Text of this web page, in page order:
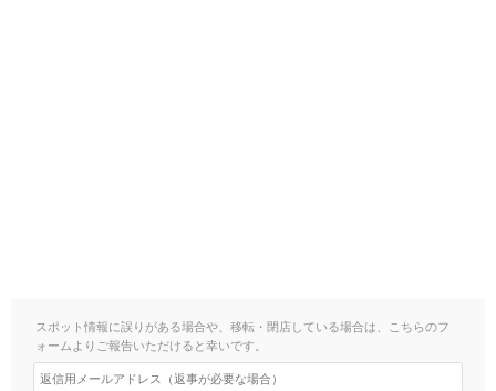
スポット情報に誤りがある場合や、移転・閉店している場合は、こちらのフ
ォームよりご報告いただけると幸いです。